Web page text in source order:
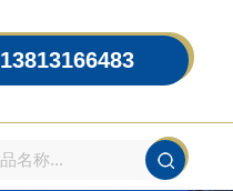
13813166483